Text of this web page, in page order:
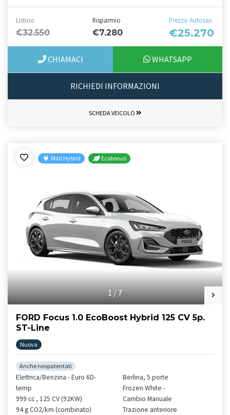
Listino
€32.550
Risparmio
€7.280
Prezzo Autosas
€25.270
CHIAMACI WHATSAPP
RICHIEDI INFORMAZIONI
SCHEDA VEICOLO
1/7
Mild Hybrid Ecobonus
FORD Focus 1.0 EcoBoost Hybrid 125 CV 5p.
ST-Line
Nuova
Anche neopatentati
Elettrica/Benzina - Euro 6D-
temp
999 cc , 125 CV (92KW)
94 g CO2/km (combinato)
Berlina, 5 porte
Frozen White -
Cambio Manuale
Trazione anteriore